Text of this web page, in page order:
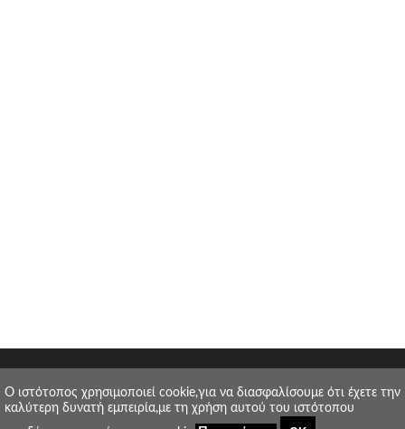
O ιστότοπος χρησιμοποιεί cookie,για να διασφαλίσουμε ότι έχετε την
καλύτερη δυνατή εμπειρία,με τη χρήση αυτού του ιστότοπου